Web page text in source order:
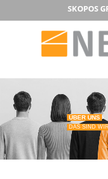
SKOPOS
DAS SIND
ÜBER UNS